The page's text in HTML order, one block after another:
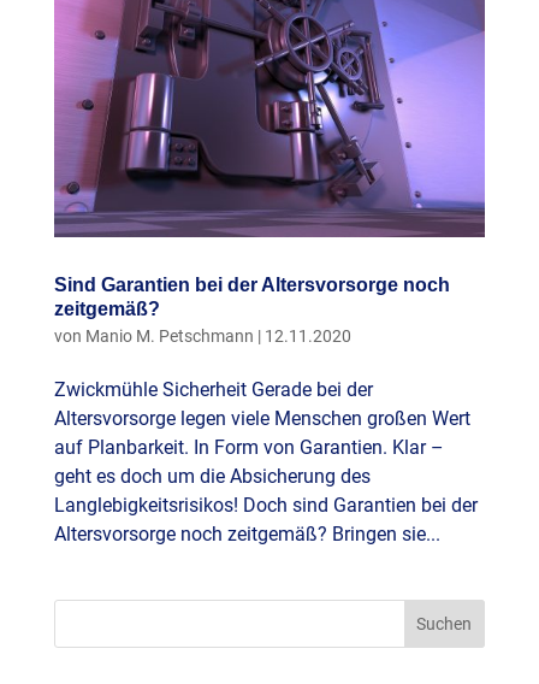
Sind Garantien bei der Altersvorsorge noch
zeitgemäß?
von Manio M. Petschmann | 12.11.2020
Zwickmühle Sicherheit Gerade bei der
Altersvorsorge legen viele Menschen großen Wert
auf Planbarkeit. In Form von Garantien. Klar –
geht es doch um die Absicherung des
Langlebigkeitsrisikos! Doch sind Garantien bei der
Altersvorsorge noch zeitgemäß? Bringen sie...